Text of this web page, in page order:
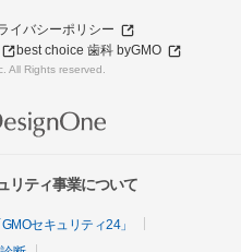
イバシーポリシー
best choice 歯科 byGMO
All Rights reserved.
リティ事業について
セキュリティ24」